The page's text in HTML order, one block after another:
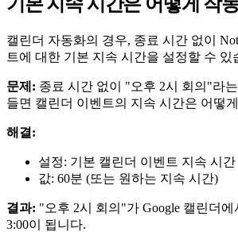
캘린더 자동화의 경우, 종료 시간 없이
트에 대한 기본 지속 시간을 설정할 수 있
문제: 종료 시간 없이 "오후 2시 회의"라
들면 캘린더 이벤트의 지속 시간은 어떻
해결:
설정: 기본 캘린더 이벤트 지속 시간
값: 60분 (또는 원하는 지속 시간)
결과: "오후 2시 회의"가 Google 캘린더에
3:00이 됩니다.